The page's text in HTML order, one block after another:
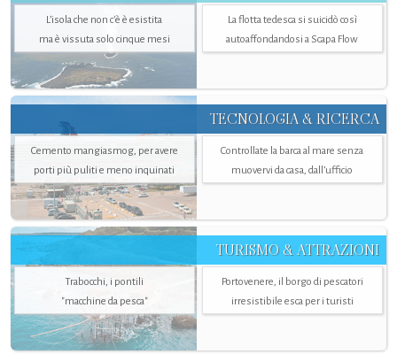
L’isola che non c'è è esistita
ma è vissuta solo cinque mesi
La flotta tedesca si suicidò così
autoaffondandosi a Scapa Flow
TECNOLOGIA & RICERCA
Cemento mangiasmog, per avere
porti più puliti e meno inquinati
Controllate la barca al mare senza
muovervi da casa, dall’ufficio
TURISMO & ATTRAZIONI
Trabocchi, i pontili
"macchine da pesca"
Portovenere, il borgo di pescatori
irresistibile esca per i turisti